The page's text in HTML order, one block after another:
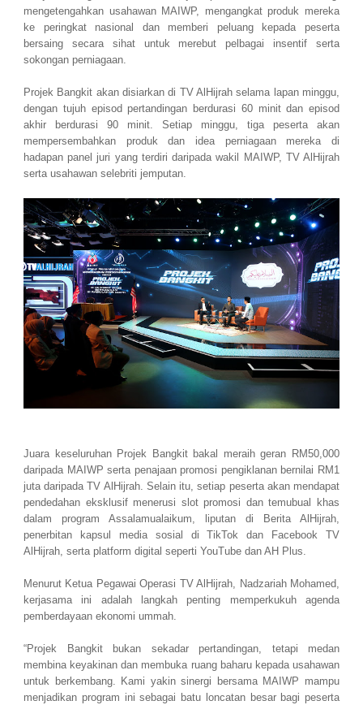
mengetengahkan usahawan MAIWP, mengangkat produk mereka
ke peringkat nasional dan memberi peluang kepada peserta
bersaing secara sihat untuk merebut pelbagai insentif serta
sokongan perniagaan.
Projek Bangkit akan disiarkan di TV AlHijrah selama lapan minggu,
dengan tujuh episod pertandingan berdurasi 60 minit dan episod
akhir berdurasi 90 minit. Setiap minggu, tiga peserta akan
mempersembahkan produk dan idea perniagaan mereka di
hadapan panel juri yang terdiri daripada wakil MAIWP, TV AlHijrah
serta usahawan selebriti jemputan.
Juara keseluruhan Projek Bangkit bakal meraih geran RM50,000
daripada MAIWP serta penajaan promosi pengiklanan bernilai RM1
juta daripada TV AlHijrah. Selain itu, setiap peserta akan mendapat
pendedahan eksklusif menerusi slot promosi dan temubual khas
dalam program Assalamualaikum, liputan di Berita AlHijrah,
penerbitan kapsul media sosial di TikTok dan Facebook TV
AlHijrah, serta platform digital seperti YouTube dan AH Plus.
Menurut Ketua Pegawai Operasi TV AlHijrah, Nadzariah Mohamed,
kerjasama ini adalah langkah penting memperkukuh agenda
pemberdayaan ekonomi ummah.
“Projek Bangkit bukan sekadar pertandingan, tetapi medan
membina keyakinan dan membuka ruang baharu kepada usahawan
untuk berkembang. Kami yakin sinergi bersama MAIWP mampu
menjadikan program ini sebagai batu loncatan besar bagi peserta